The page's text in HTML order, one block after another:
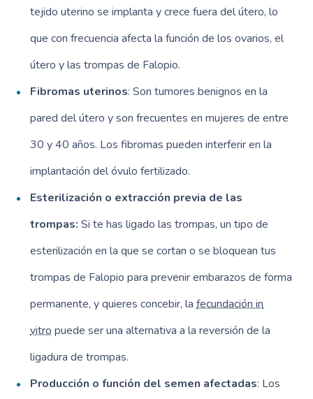
tejido uterino se implanta y crece fuera del útero, lo
que con frecuencia afecta la función de los ovarios, el
útero y las trompas de Falopio.
Fibromas uterinos: Son tumores benignos en la
pared del útero y son frecuentes en mujeres de entre
30 y 40 años. Los fibromas pueden interferir en la
implantación del óvulo fertilizado.
Esterilización o extracción previa de las
trompas: Si te has ligado las trompas, un tipo de
esterilización en la que se cortan o se bloquean tus
trompas de Falopio para prevenir embarazos de forma
permanente, y quieres concebir, lafecundación in
vitro puede ser una alternativa a la reversión de la
ligadura de trompas.
Producción o función del semen afectadas: Los